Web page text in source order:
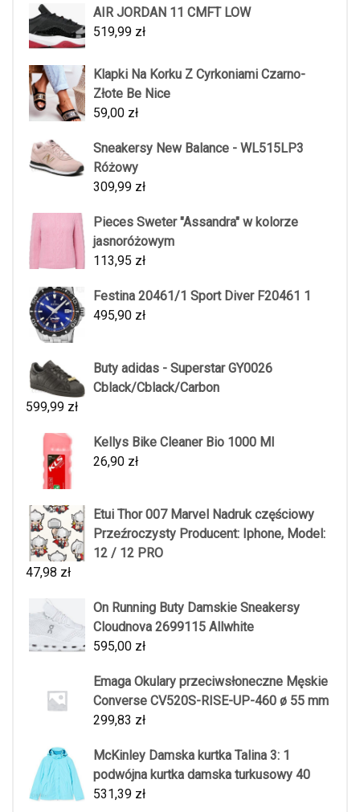
AIR JORDAN 11 CMFT LOW
519,99 zł
Klapki Na Korku Z Cyrkoniami Czarno-
Złote Be Nice
59,00 zł
Sneakersy New Balance - WL515LP3
Różowy
309,99 zł
Pieces Sweter "Assandra" w kolorze
jasnoróżowym
113,95 zł
Festina 20461/1 Sport Diver F20461 1
495,90 zł
Buty adidas - Superstar GY0026
Cblack/Cblack/Carbon
599,99 zł
Kellys Bike Cleaner Bio 1000 Ml
26,90 zł
Etui Thor 007 Marvel Nadruk częściowy
Przeźroczysty Producent: Iphone, Model:
12 / 12 PRO
47,98 zł
On Running Buty Damskie Sneakersy
Cloudnova 2699115 Allwhite
595,00 zł
Emaga Okulary przeciwsłoneczne Męskie
Converse CV520S-RISE-UP-460 ø 55 mm
299,83 zł
McKinley Damska kurtka Talina 3: 1
podwójna kurtka damska turkusowy 40
531,39 zł